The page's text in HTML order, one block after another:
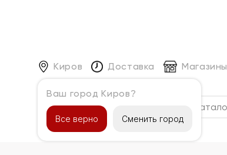
Киров
Ваш город Киров?
Все верно Сменить город
Доставка Магазины
Каталог